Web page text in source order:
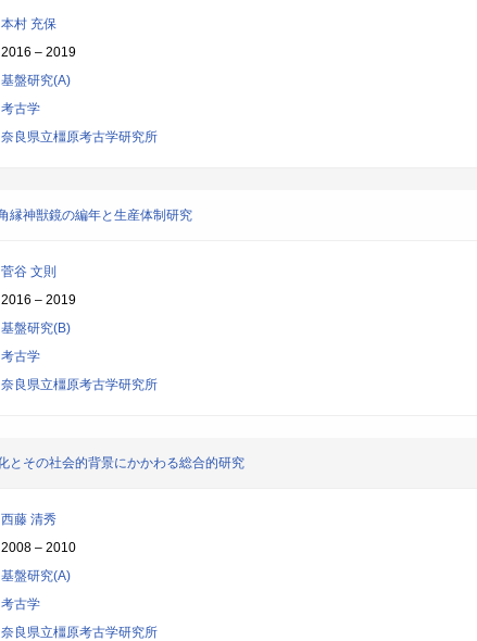
本村 充保
2016 – 2019
基盤研究(A)
考古学
奈良県立橿原考古学研究所
縁神獣鏡の編年と生産体制研究
菅谷 文則
2016 – 2019
基盤研究(B)
考古学
奈良県立橿原考古学研究所
とその社会的背景にかかわる総合的研究
西藤 清秀
2008 – 2010
基盤研究(A)
考古学
奈良県立橿原考古学研究所